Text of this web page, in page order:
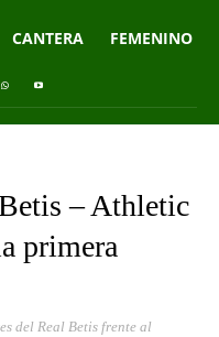
CANTERA FEMENINO
– Athletic
primera
del Real Betis frente al